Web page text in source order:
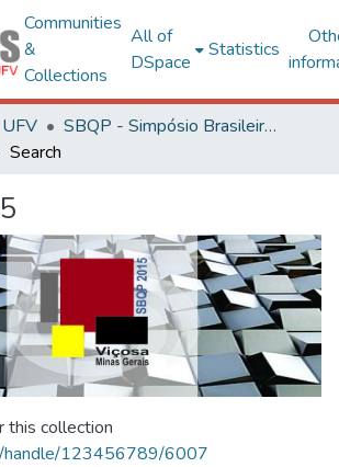
Communities
&
Collections
All of
DSpace
Statistics
SBQP - Simpósio Brasileiro de Qualidade do Projeto no Ambiente Construído
Search
this collection
handle/123456789/6007